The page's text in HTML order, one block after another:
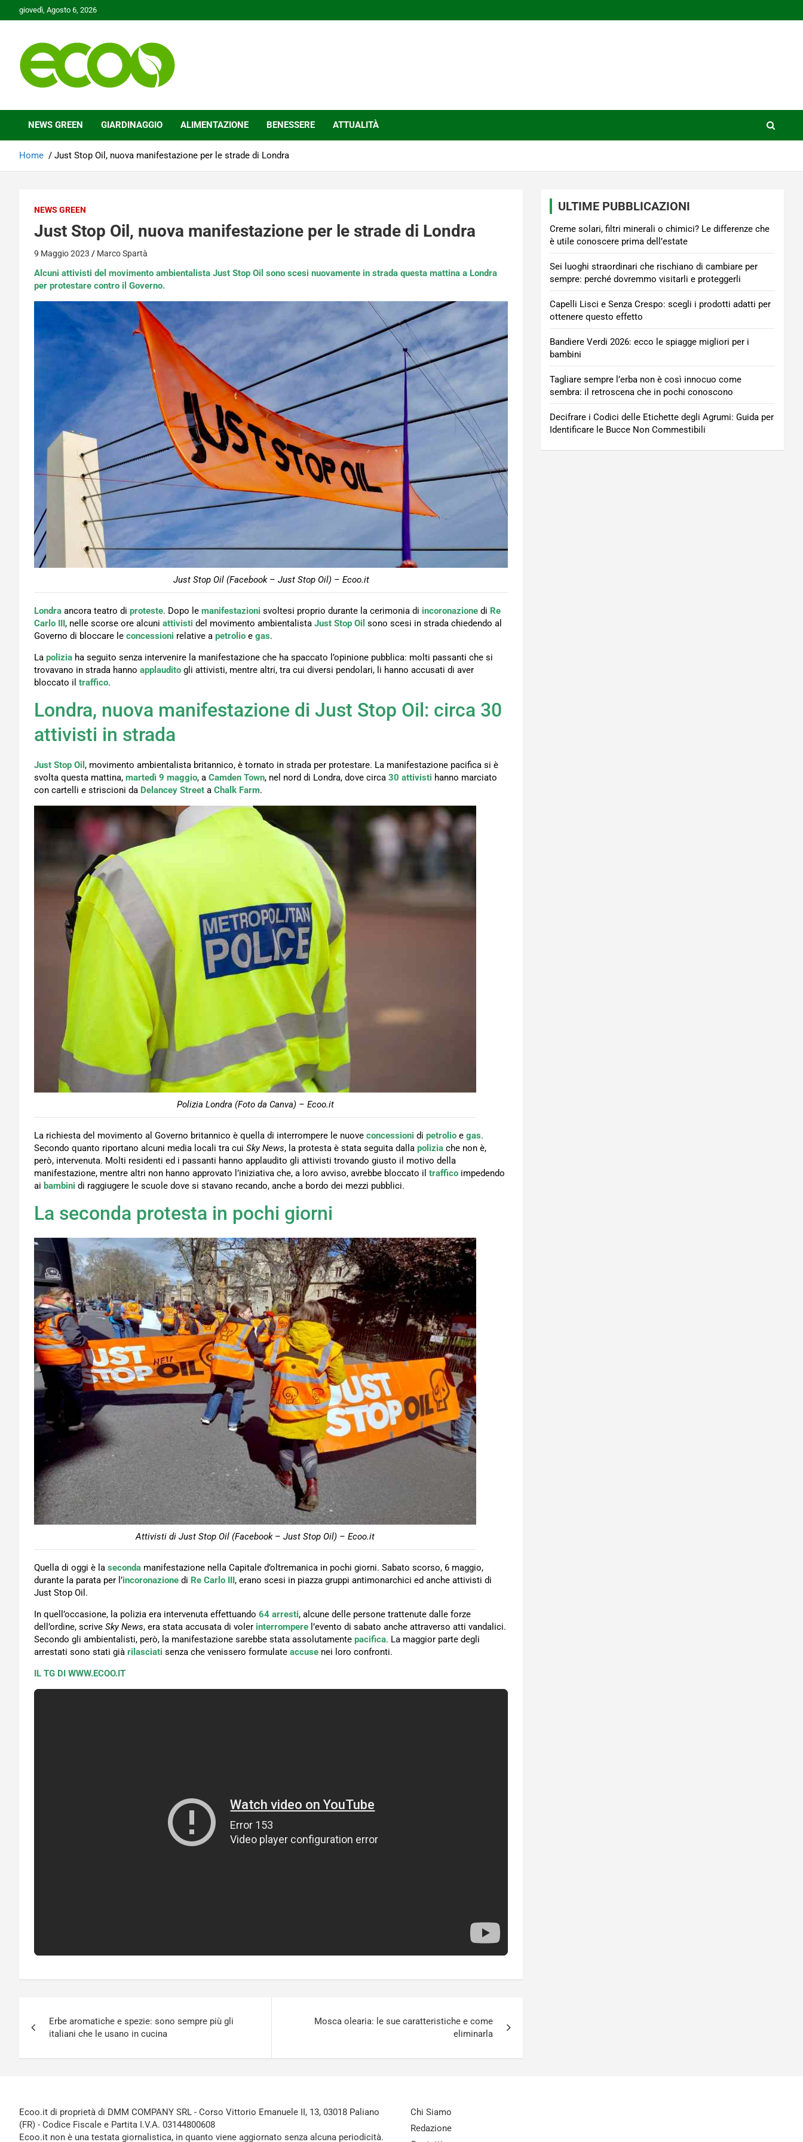
to
giovedì, Agosto 6, 2026
Ecoo.it
NEWS GREEN GIARDINAGGIO ALIMENTAZIONE BENESSERE ATTUALITÀ
Home Just Stop Oil, nuova manifestazione per le strade di Londra
NEWS GREEN
Just Stop Oil, nuova manifestazione per le strade di Londra
9 Maggio 2023 Marco Spartà
Alcuni attivisti del movimento ambientalista Just Stop Oil sono scesi nuovamente in strada questa mattina a Londra
per protestare contro il Governo.
Just Stop Oil (Facebook – Just Stop Oil) – Ecoo.it
Londra ancora teatro di proteste. Dopo le manifestazioni svoltesi proprio durante la cerimonia di incoronazione di Re
Carlo III, nelle scorse ore alcuni attivisti del movimento ambientalista Just Stop Oil sono scesi in strada chiedendo al
Governo di bloccare le concessioni relative a petrolio e gas.
La polizia ha seguito senza intervenire la manifestazione che ha spaccato l’opinione pubblica: molti passanti che si
trovavano in strada hanno applaudito gli attivisti, mentre altri, tra cui diversi pendolari, li hanno accusati di aver
bloccato il traffico.
Londra, nuova manifestazione di Just Stop Oil: circa 30
attivisti in strada
Just Stop Oil , movimento ambientalista britannico, è tornato in strada per protestare. La manifestazione pacifica si è
svolta questa mattina, martedì 9 maggio, a Camden Town, nel nord di Londra, dove circa 30 attivisti hanno marciato
con cartelli e striscioni da Delancey Street a Chalk Farm.
Polizia Londra (Foto da Canva) – Ecoo.it
La richiesta del movimento al Governo britannico è quella di interrompere le nuove concessioni di petrolio e gas.
Secondo quanto riportano alcuni media locali tra cui Sky News, la protesta è stata seguita dalla polizia che non è,
però, intervenuta. Molti residenti ed i passanti hanno applaudito gli attivisti trovando giusto il motivo della
manifestazione, mentre altri non hanno approvato l’iniziativa che, a loro avviso, avrebbe bloccato il traffico impedendo
ai bambini di raggiugere le scuole dove si stavano recando, anche a bordo dei mezzi pubblici.
La seconda protesta in pochi giorni
Attivisti di Just Stop Oil (Facebook – Just Stop Oil) – Ecoo.it
Quella di oggi è la seconda manifestazione nella Capitale d’oltremanica in pochi giorni. Sabato scorso, 6 maggio,
durante la parata per l’incoronazione di Re Carlo III, erano scesi in piazza gruppi antimonarchici ed anche attivisti di
Just Stop Oil.
In quell’occasione, la polizia era intervenuta effettuando 64 arresti, alcune delle persone trattenute dalle forze
dell’ordine, scrive Sky News, era stata accusata di voler interrompere l’evento di sabato anche attraverso atti vandalici.
Secondo gli ambientalisti, però, la manifestazione sarebbe stata assolutamente pacifica. La maggior parte degli
arrestati sono stati già rilasciati senza che venissero formulate accuse nei loro confronti.
IL TG DI WWW.ECOO.IT
articoli
Erbe aromatiche e spezie: sono sempre più gli
italiani che le usano in cucina
Mosca olearia: le sue caratteristiche e come
eliminarla
ULTIME PUBBLICAZIONI
Creme solari, filtri minerali o chimici? Le differenze che
è utile conoscere prima dell’estate
Sei luoghi straordinari che rischiano di cambiare per
sempre: perché dovremmo visitarli e proteggerli
Capelli Lisci e Senza Crespo: scegli i prodotti adatti per
ottenere questo effetto
Bandiere Verdi 2026: ecco le spiagge migliori per i
bambini
Tagliare sempre l’erba non è così innocuo come
sembra: il retroscena che in pochi conoscono
Decifrare i Codici delle Etichette degli Agrumi: Guida per
Identificare le Bucce Non Commestibili
Ecoo.it di proprietà di DMM COMPANY SRL - Corso Vittorio Emanuele II, 13, 03018 Paliano
(FR) - Codice Fiscale e Partita I.V.A. 03144800608
Ecoo.it non è una testata giornalistica, in quanto viene aggiornato senza alcuna periodicità.
Chi Siamo
Redazione